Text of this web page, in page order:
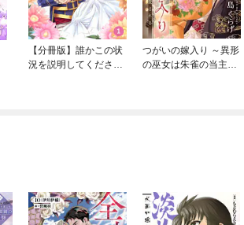
【分冊版】誰かこの状
況を説明してくださ
つがいの嫁入り ～異形
の巫女は朱雀の当主に